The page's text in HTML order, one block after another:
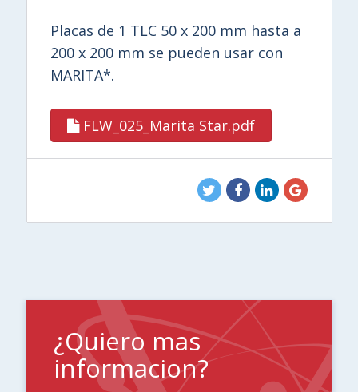
Placas de 1 TLC 50 x 200 mm hasta a
200 x 200 mm se pueden usar con
MARITA*.
FLW_025_Marita Star.pdf
¿Quiero mas
informacion?